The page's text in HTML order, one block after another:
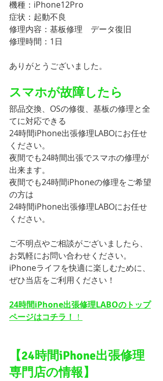
機種：iPhone12Pro
症状：起動不良
修理内容：基板修理　データ復旧
修理時間：1日
ありがとうございました。
スマホが故障したら
部品交換、OSの修復、基板の修理と全
てに対応できる
24時間iPhone出張修理LABOにお任せ
ください。
夜間でも24時間出張でスマホの修理が
出来ます。
夜間でも24時間iPhoneの修理をご希望
の方は
24時間iPhone出張修理LABOにお任せ
ください。
ご不明点やご相談がございましたら、
お気軽にお問い合わせください。
iPhoneライフを快適に楽しむために、
ぜひ当店をご利用ください！
24時間iPhone出張修理LABOのトップ
ページはコチラ！ ！
【24時間iPhone出張修理
専門店の情報】